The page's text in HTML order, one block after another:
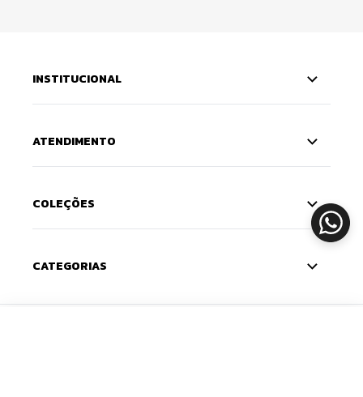
INSTITUCIONAL
ATENDIMENTO
COLEÇÕES
CATEGORIAS